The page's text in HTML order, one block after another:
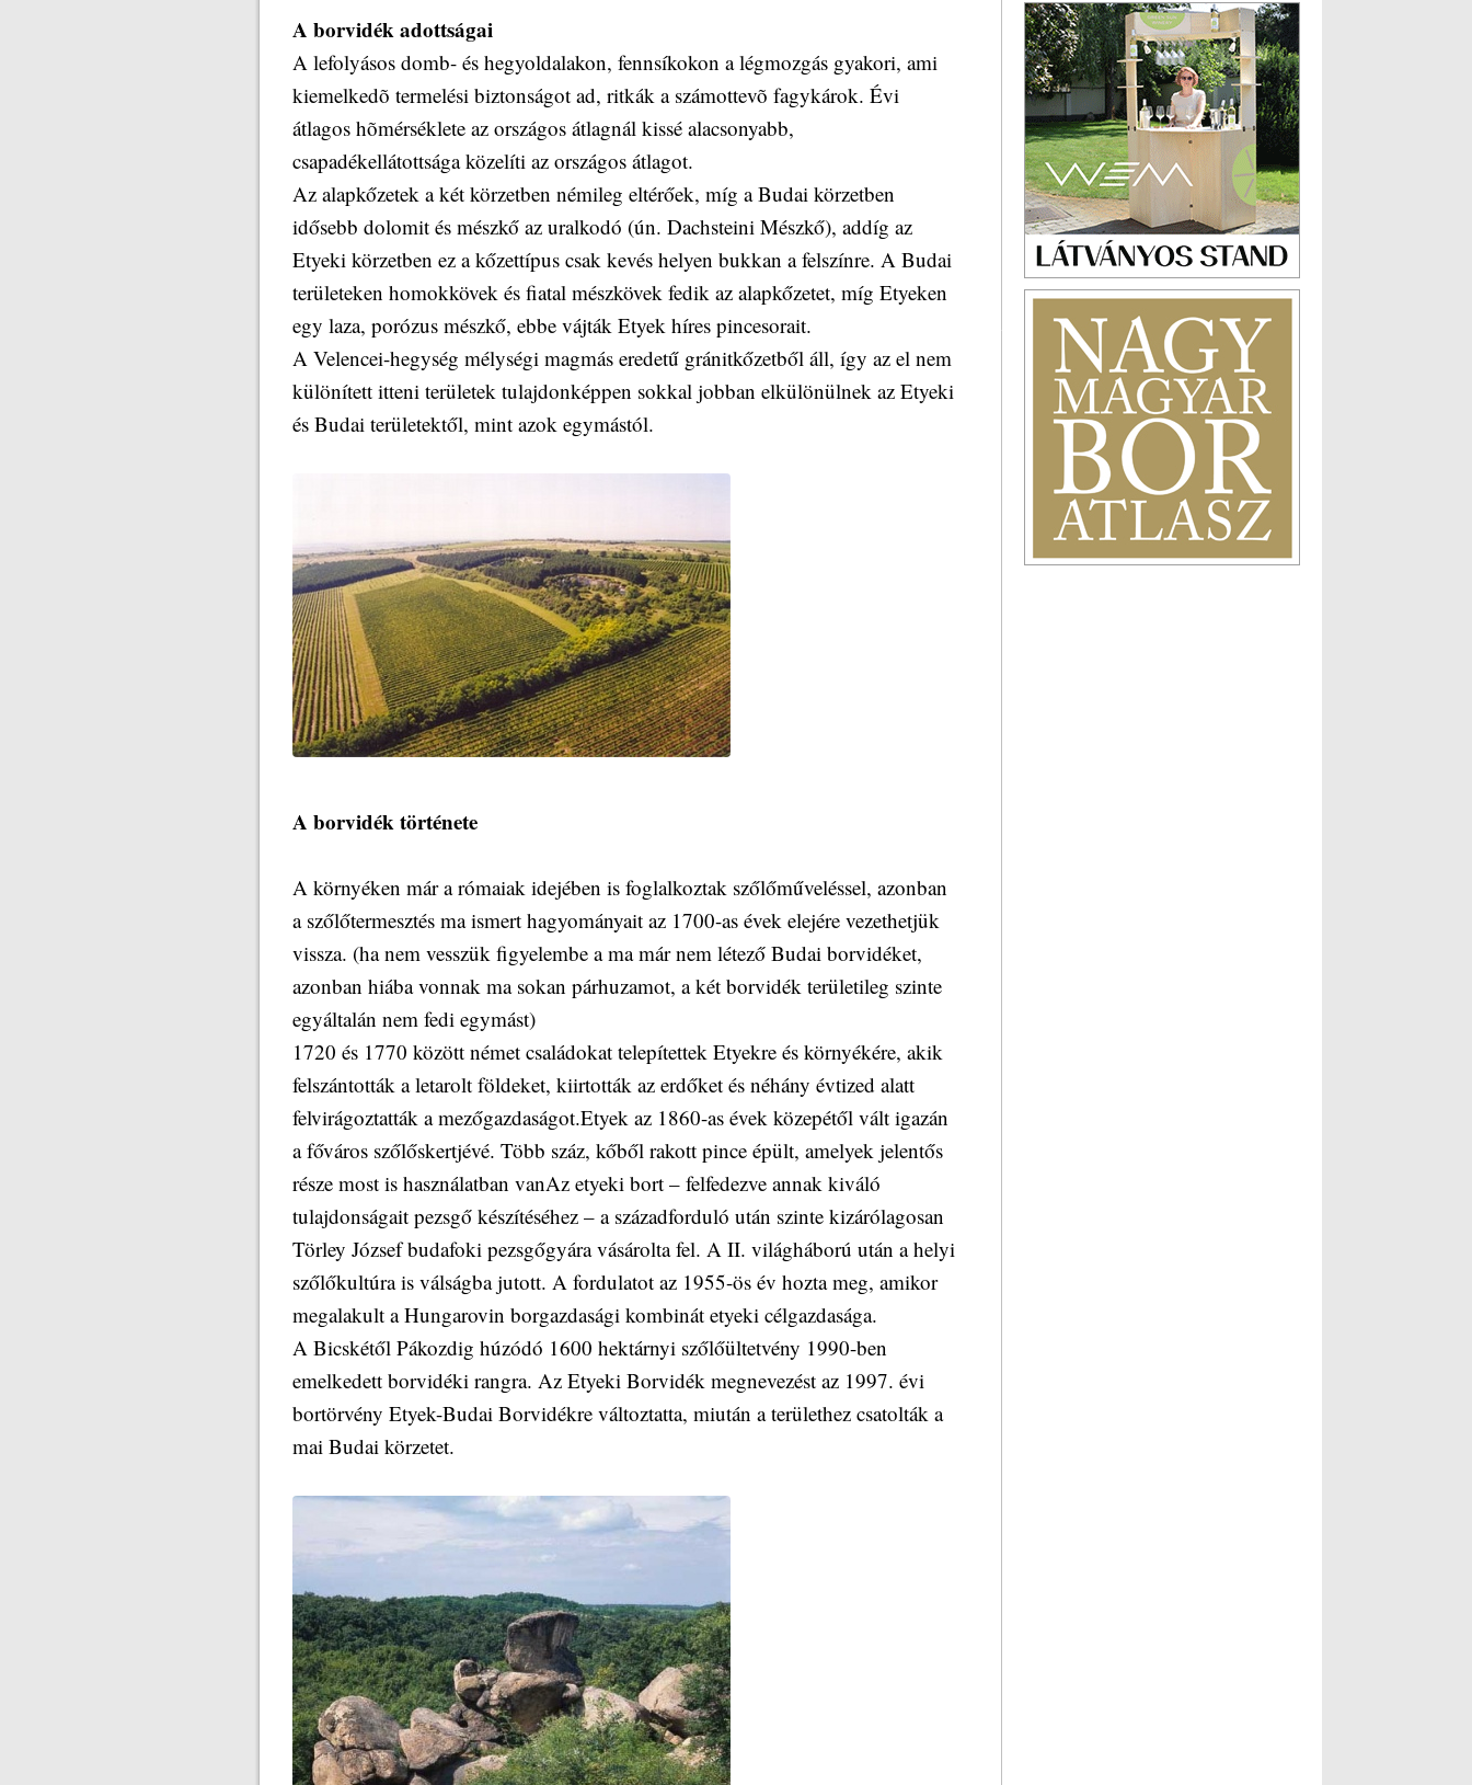
A borvidék adottságai
A lefolyásos domb- és hegyoldalakon, fennsíkokon a légmozgás gyakori, ami
kiemelkedõ termelési biztonságot ad, ritkák a számottevõ fagykárok. Évi
átlagos hõmérséklete az országos átlagnál kissé alacsonyabb,
csapadékellátottsága közelíti az országos átlagot.
Az alapkőzetek a két körzetben némileg eltérőek, míg a Budai körzetben
idősebb dolomit és mészkő az uralkodó (ún. Dachsteini Mészkő), addíg az
Etyeki körzetben ez a kőzettípus csak kevés helyen bukkan a felszínre. A Budai
területeken homokkövek és fiatal mészkövek fedik az alapkőzetet, míg Etyeken
egy laza, porózus mészkő, ebbe vájták Etyek híres pincesorait.
A Velencei-hegység mélységi magmás eredetű gránitkőzetből áll, így az el nem
különített itteni területek tulajdonképpen sokkal jobban elkülönülnek az Etyeki
és Budai területektől, mint azok egymástól.
A borvidék története
A környéken már a rómaiak idejében is foglalkoztak szőlőműveléssel, azonban
a szőlőtermesztés ma ismert hagyományait az 1700-as évek elejére vezethetjük
vissza. (ha nem vesszük figyelembe a ma már nem létező Budai borvidéket,
azonban hiába vonnak ma sokan párhuzamot, a két borvidék területileg szinte
egyáltalán nem fedi egymást)
1720 és 1770 között német családokat telepítettek Etyekre és környékére, akik
felszántották a letarolt földeket, kiirtották az erdőket és néhány évtized alatt
felvirágoztatták a mezőgazdaságot.Etyek az 1860-as évek közepétől vált igazán
a főváros szőlőskertjévé. Több száz, kőből rakott pince épült, amelyek jelentős
része most is használatban vanAz etyeki bort – felfedezve annak kiváló
tulajdonságait pezsgő készítéséhez – a századforduló után szinte kizárólagosan
Törley József budafoki pezsgőgyára vásárolta fel. A II. világháború után a helyi
szőlőkultúra is válságba jutott. A fordulatot az 1955-ös év hozta meg, amikor
megalakult a Hungarovin borgazdasági kombinát etyeki célgazdasága.
A Bicskétől Pákozdig húzódó 1600 hektárnyi szőlőültetvény 1990-ben
emelkedett borvidéki rangra. Az Etyeki Borvidék megnevezést az 1997. évi
bortörvény Etyek-Budai Borvidékre változtatta, miután a területhez csatolták a
mai Budai körzetet.